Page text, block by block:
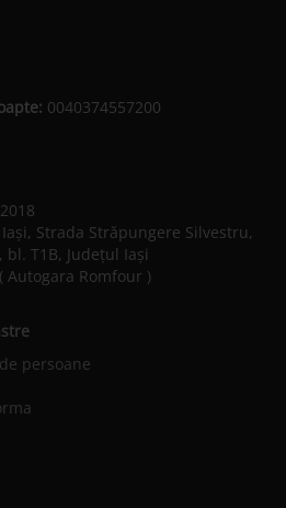
0040374557200
Strada Străpungere Silvestru,
T1B, Județul Iaşi
Autogara Romfour )
persoane